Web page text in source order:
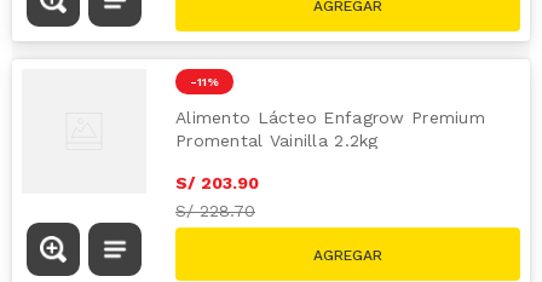
-11 %
Alimento Lácteo Enfagrow Premium
Promental Vainilla 2.2kg
S/ 203.90
S/228.70